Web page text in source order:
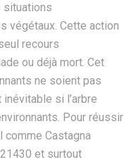
situations
végétaux. Cette action
recours
ou déjà mort. Cet
ne soient pas
si l’arbre
Pour réussir
comme Castagna
et surtout